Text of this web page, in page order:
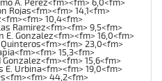
A. Perez<fm><fm> 6,0<fm>
Rojas<fm><fm> 14,1<fm>
10,4<fm>
Ramirez<fm><fm> 9,5<fm>
E. Gonzalez<fm><fm> 16,0<fm>
23,0<fm>
15,3<fm>
Gonzalez<fm><fm> 15,6<fm>
E. Urbina<fm><fm> 19,0<fm>
44,2<fm>